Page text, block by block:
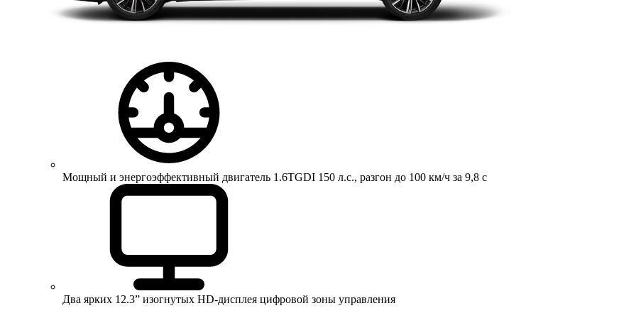
Мощный и энергоэффективный двигатель 1.6TGDI 150 л.с., разгон до 100 км/ч за 9,8 с
Два ярких 12.3” изогнутых HD-дисплея цифровой зоны управления